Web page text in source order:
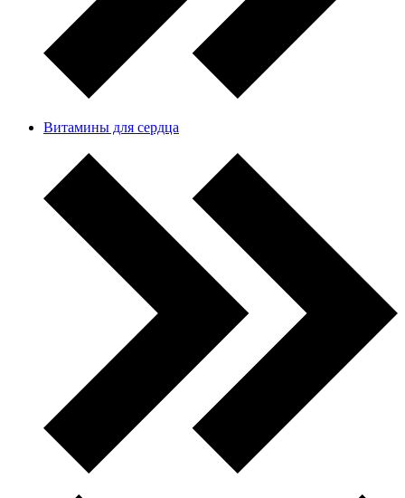
Витамины для сердца